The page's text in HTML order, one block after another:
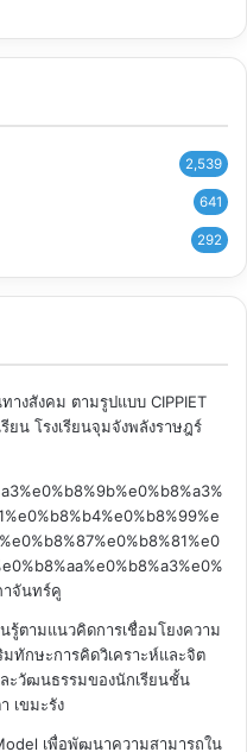
2,539
641
292
างสังคม ตามรูปแบบ CIPPIET
ยน โรงเรียนจุมจังพลังราษฎร์
าจันทร์คู
รู้ตามแนวคิดการเชื่อมโยงความ
มทักษะการคิดวิเคราะห์และจิต
ะวัฒนธรรมของนักเรียนชั้น
เขมะรัง
เพื่อพัฒนาความสามารถใน